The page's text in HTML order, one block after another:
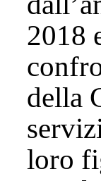
2018
della
loro